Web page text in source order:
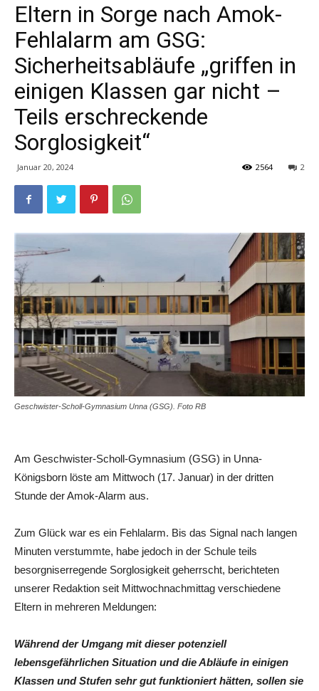
Eltern in Sorge nach Amok-
Fehlalarm am GSG:
Sicherheitsabläufe „griffen in
einigen Klassen gar nicht –
Teils erschreckende
Sorglosigkeit“
Januar 20, 2024 2
2564
Geschwister-Scholl-Gymnasium Unna (GSG). Foto RB
Am Geschwister-Scholl-Gymnasium (GSG) in Unna-
Königsborn löste am Mittwoch (17. Januar) in der dritten
Stunde der Amok-Alarm aus.
Zum Glück war es ein Fehlalarm. Bis das Signal nach langen
Minuten verstummte, habe jedoch in der Schule teils
besorgniserregende Sorglosigkeit geherrscht, berichteten
unserer Redaktion seit Mittwochnachmittag verschiedene
Eltern in mehreren Meldungen:
Während der Umgang mit dieser potenziell
lebensgefährlichen Situation und die Abläufe in einigen
Klassen und Stufen sehr gut funktioniert hätten, sollen sie